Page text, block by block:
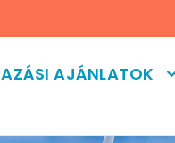
AJÁNLATOK